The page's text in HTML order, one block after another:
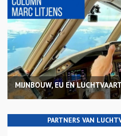
MIJNBOUW, EU EN
PARTNERS VAN